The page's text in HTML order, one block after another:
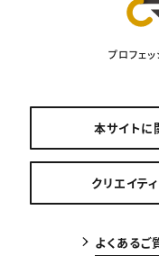
プロフェ
本サイトに
クリエイテ
よくあるご